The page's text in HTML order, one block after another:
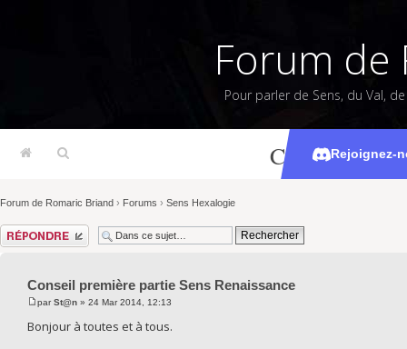
Forum de
Pour parler de Sens, du Val,
Rejoignez-
Conseil
Forum de Romaric Briand › Forums › Sens Hexalogie
Répondre
Conseil première partie Sens Renaissance
parSt@n » 24 Mar 2014, 12:13
Bonjour à toutes et à tous.